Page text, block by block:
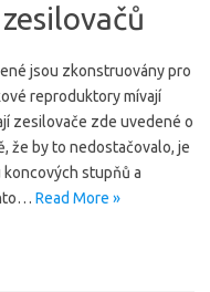
jsou zkonstruovány pro
reproduktory mívají
zesilovače zde uvedené o
že by to nedostačovalo, je
stupňů a
Read More »